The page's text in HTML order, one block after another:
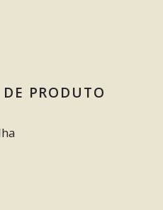
PRODUTO